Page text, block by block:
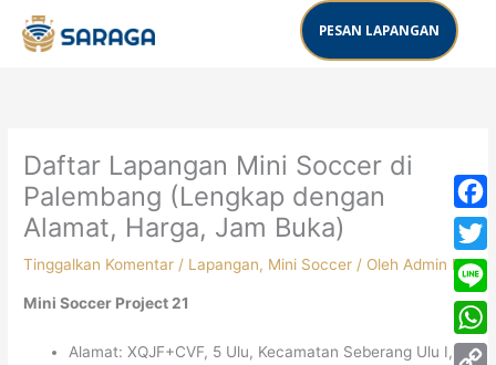
PESAN LAPANGAN
Daftar Lapangan Mini Soccer di
Palembang (Lengkap dengan
Alamat, Harga, Jam Buka)
Tinggalkan Komentar / Lapangan, Mini Soccer / OlehAdmin RK
Mini Soccer Project 21
Alamat: XQJF+CVF, 5 Ulu, Kecamatan Seberang Ulu I,
Line